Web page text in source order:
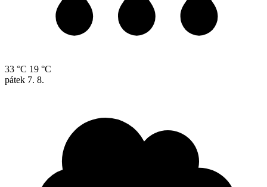
33 °C 19 °C
pátek 7. 8.